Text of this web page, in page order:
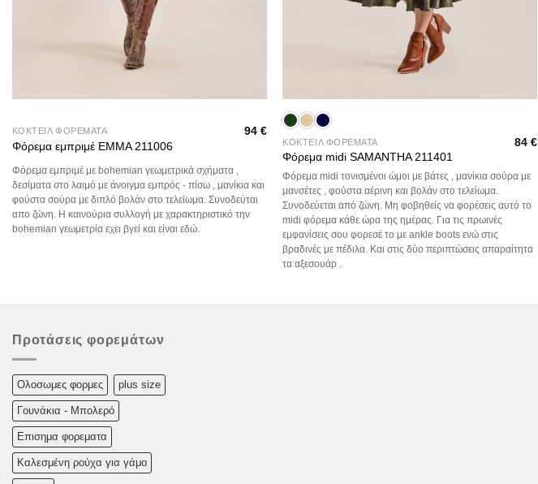
ΚΟΚΤΕΙΛ ΦΟΡΕΜΑΤΑ
Φόρεμα εμπριμέ EMMA 211006
94 €
Φόρεμα εμπριμέ με bohemian γεωμετρικά σχήματα ,
δεσίματα στο λαιμό με άνοιγμα εμπρός - πίσω , μανίκια και
φούστα σούρα με διπλό βολάν στο τελείωμα. Συνοδεύται
απο ζώνη. Η καινούρια συλλογή με χαρακτηριστικό την
bohemian γεωμετρία εχει βγεί και είναι εδώ.
ΚΟΚΤΕΙΛ ΦΟΡΕΜΑΤΑ
Φόρεμα midi SAMANTHA 211401
84€
Φόρεμα midi τονισμένοι ώμοι με βάτες , μανίκια σούρα με
μανσέτες , φούστα αέρινη και βολάν στο τελείωμα.
Συνοδεύεται από ζώνη. Μη φοβηθείς να φορέσεις αυτό το
midi φόρεμα κάθε ώρα της ημέρας. Για τις πρωινές
εμφανίσεις σου φορεσέ το με ankle boots ενώ στις
βραδινές με πέδιλα. Και στις δύο περιπτώσεις απαραίτητα
τα αξεσουάρ .
Προτάσεις φορεμάτων
Oλoσωμες φoρμες plus size
Γουνάκια - Μπολερό
Επισημα φορεματα
Καλεσμένη ρούχα για γάμο